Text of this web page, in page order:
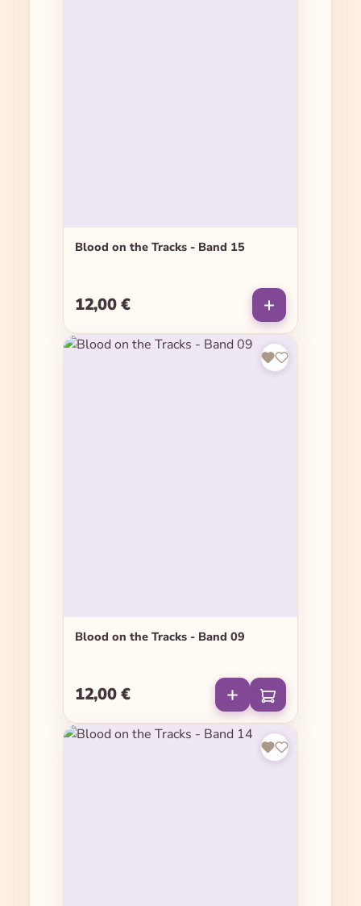
Blood on the Tracks - Band 15
Regulärer Preis:
12,00 €
Blood on the Tracks - Band 09
Regulärer Preis:
12,00 €